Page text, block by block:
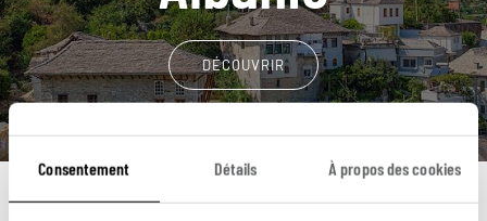
Consentement Détails À propos des cookies
DÉCOUVRIR